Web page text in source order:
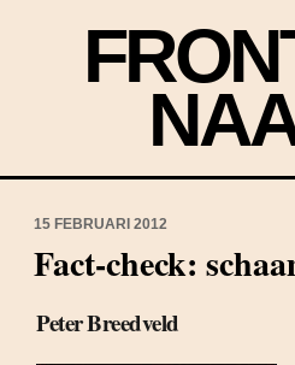
15 FEBRUARI 2012
Fact-check:
Peter Breedveld